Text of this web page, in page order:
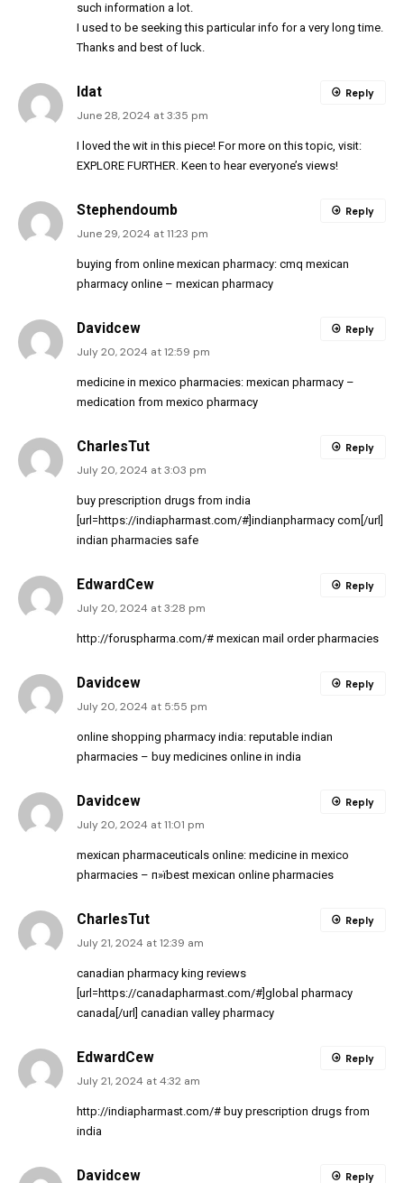
such information a lot.
I used to be seeking this particular info for a very long time.
Thanks and best of luck.
Idat
June 28, 2024 at 3:35 pm
I loved the wit in this piece! For more on this topic, visit:
EXPLORE FURTHER. Keen to hear everyone’s views!
Reply
Stephendoumb
June 29, 2024 at 11:23 pm
buying from online mexican pharmacy: cmq mexican
pharmacy online – mexican pharmacy
Reply
Davidcew
July 20, 2024 at 12:59 pm
medicine in mexico pharmacies: mexican pharmacy –
medication from mexico pharmacy
Reply
CharlesTut
July 20, 2024 at 3:03 pm
buy prescription drugs from india
[url=https://indiapharmast.com/#]indianpharmacy com[/url]
indian pharmacies safe
Reply
EdwardCew
July 20, 2024 at 3:28 pm
http://foruspharma.com/# mexican mail order pharmacies
Reply
Davidcew
July 20, 2024 at 5:55 pm
online shopping pharmacy india: reputable indian
pharmacies – buy medicines online in india
Reply
Davidcew
July 20, 2024 at 11:01 pm
mexican pharmaceuticals online: medicine in mexico
pharmacies – п»їbest mexican online pharmacies
Reply
CharlesTut
July 21, 2024 at 12:39 am
canadian pharmacy king reviews
[url=https://canadapharmast.com/#]global pharmacy
canada[/url] canadian valley pharmacy
Reply
EdwardCew
July 21, 2024 at 4:32 am
http://indiapharmast.com/# buy prescription drugs from
india
Reply
Davidcew Reply